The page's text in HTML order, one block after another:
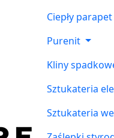
Ciepły parapet
Purenit
Kliny
Sztukateria
Sztukateria